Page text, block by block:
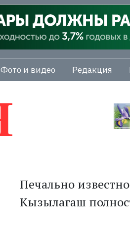
Фото и видео Редакция
Печально
Кызылагаш